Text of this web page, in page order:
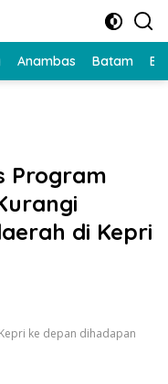
Anambas Batam
Program
di Kepri
ke depan dihadapan